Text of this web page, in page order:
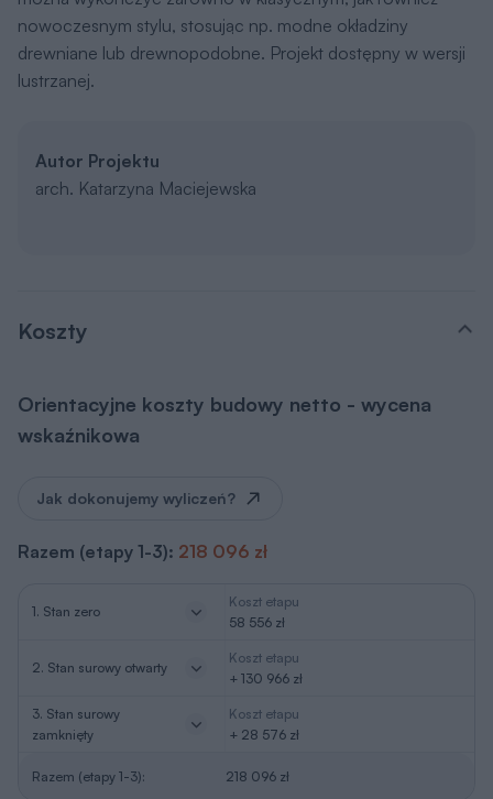
nowoczesnym stylu, stosując np. modne okładziny
drewniane lub drewnopodobne. Projekt dostępny w wersji
lustrzanej.
Autor Projektu
arch. Katarzyna Maciejewska
Koszty
Orientacyjne koszty budowy netto - wycena
wskaźnikowa
Jak dokonujemy wyliczeń?
Razem (etapy 1-3): 218 096 zł
1. Stan zero
Koszt etapu
58 556 zł
2. Stan surowy otwarty
Koszt etapu
+ 130 966 zł
3. Stan surowy
zamknięty
Koszt etapu
+ 28 576 zł
Razem (etapy 1-3): 218 096 zł